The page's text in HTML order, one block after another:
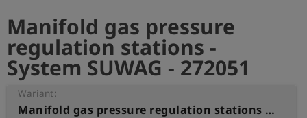
Manifold gas pressure
regulation stations -
System SUWAG - 272051
Wariant:
Manifold gas pressure regulation stations - System SUWAG